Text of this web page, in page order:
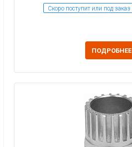
Скоро поступит или под заказ
ПОДРОБНЕЕ